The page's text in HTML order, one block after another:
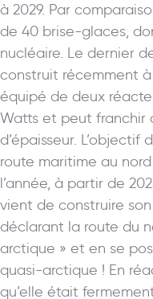
à 2029. Par
de 40 brise-glaces,
nucléaire. Le dernier
construit récemment
équipé de deux
Watts et peut franchir
d’épaisseur. L’objectif
route maritime au
l’année, à partir de
vient de construire
déclarant la route du
arctique » et en se
quasi-arctique ! En
qu’elle était